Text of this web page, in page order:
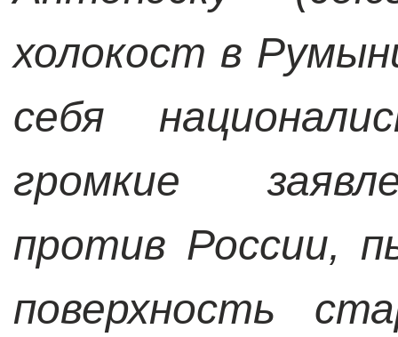
холокост в
себя
громкие
против России,
поверхность